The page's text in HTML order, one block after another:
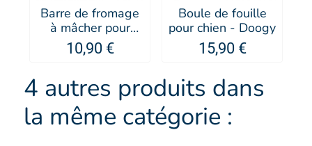
Barre de fromage
à mâcher pour
chien - MARTIN
SELLIER
10,90 €
Boule de fouille
pour chien - Doogy
15,90 €
4 autres produits dans
la même catégorie :